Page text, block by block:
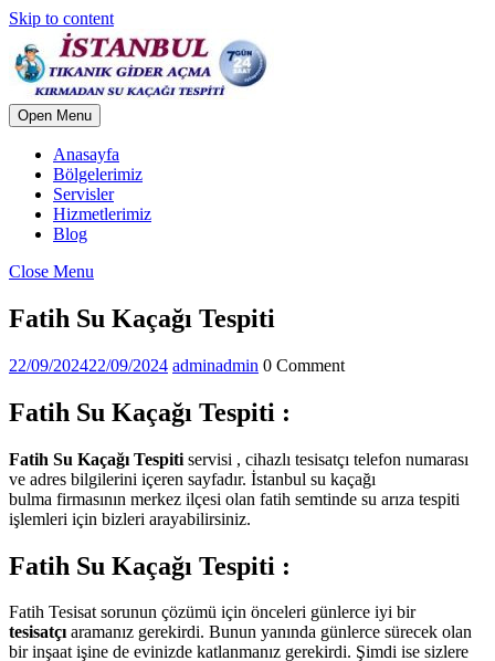
Skip to content
Open Menu
Anasayfa
Bölgelerimiz
Servisler
Hizmetlerimiz
Blog
Close Menu
Fatih Su Kaçağı Tespiti
22/09/202422/09/2024 adminadmin 0 Comment
Fatih Su Kaçağı Tespiti :
Fatih Su Kaçağı Tespiti servisi , cihazlı tesisatçı telefon numarası
ve adres bilgilerini içeren sayfadır. İstanbul su kaçağı
bulma firmasının merkez ilçesi olan fatih semtinde su arıza tespiti
işlemleri için bizleri arayabilirsiniz.
Fatih Su Kaçağı Tespiti :
Fatih Tesisat sorunun çözümü için önceleri günlerce iyi bir
tesisatçıaramanız gerekirdi. Bunun yanında günlerce sürecek olan
bir inşaat işine de evinizde katlanmanız gerekirdi. Şimdi ise sizlere